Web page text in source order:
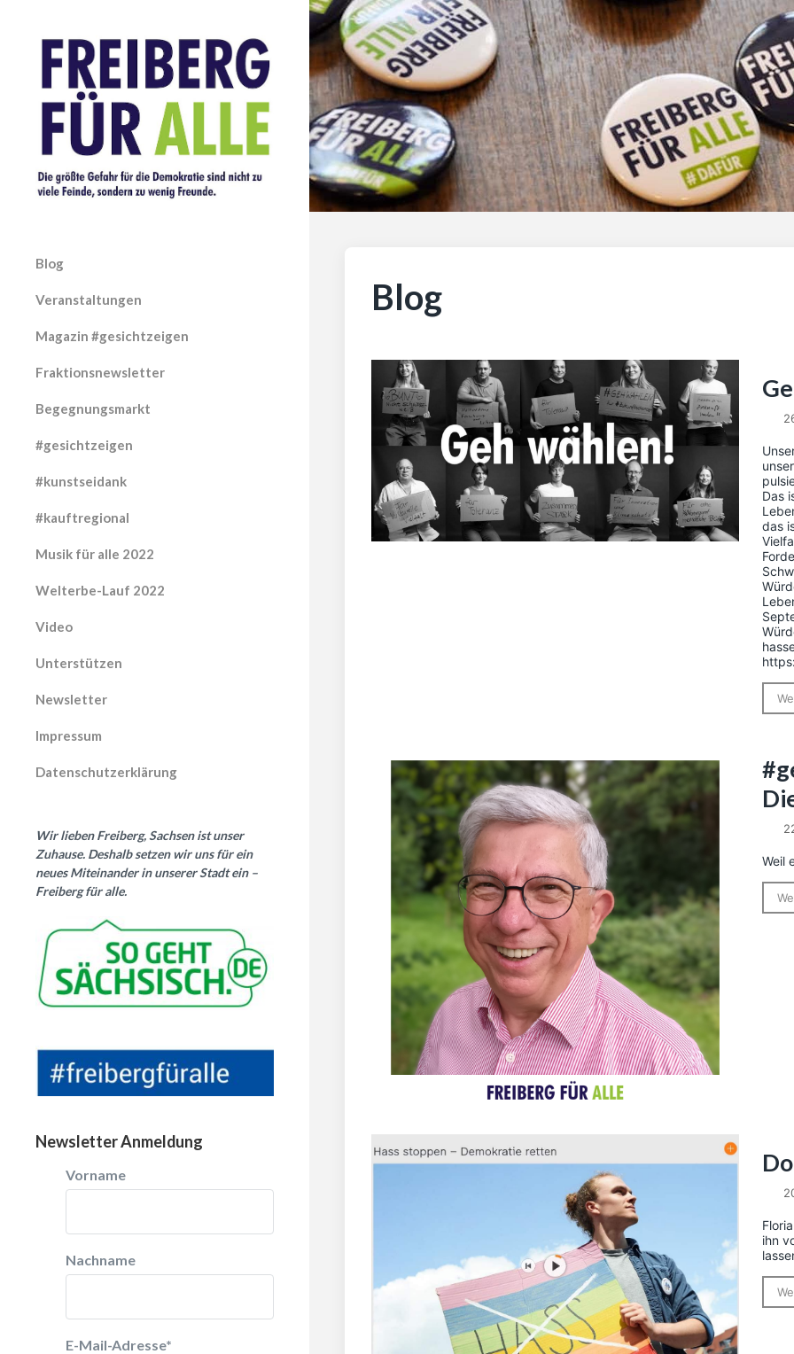
Blog
Veranstaltungen
Magazin #gesichtzeigen
Fraktionsnewsletter
Begegnungsmarkt
#gesichtzeigen
#kunstseidank
#kauftregional
Musik für alle 2022
Welterbe-Lauf 2022
Video
Unterstützen
Newsletter
Impressum
Datenschutzerklärung
Wir lieben Freiberg, Sachsen ist unser
Zuhause. Deshalb setzen wir uns für ein
neues Miteinander in unserer Stadt ein –
Freiberg für alle.
Newsletter Anmeldung
Vorname
Nachname
E-Mail-Adresse*
Blog
Das
das
Weil
ihn